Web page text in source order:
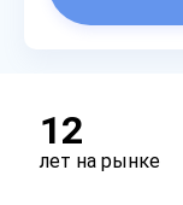
12
лет на рынке